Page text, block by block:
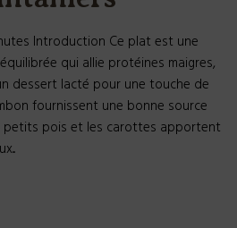
Introduction Ce plat est une
qui allie protéines maigres,
dessert lacté pour une touche de
fournissent une bonne source
petits pois et les carottes apportent